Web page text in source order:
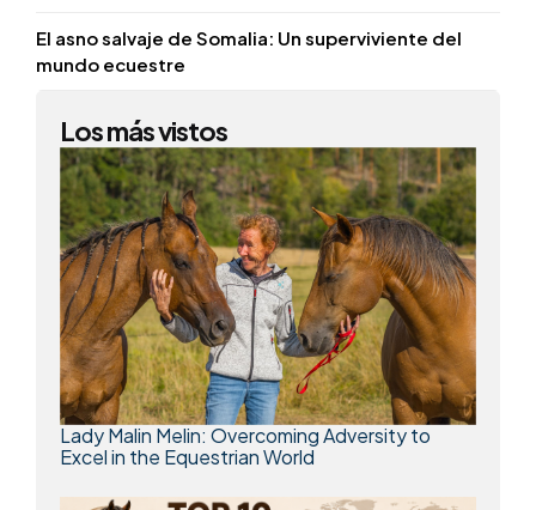
El asno salvaje de Somalia: Un superviviente del
mundo ecuestre
Los más vistos
Lady Malin Melin: Overcoming Adversity to
Excel in the Equestrian World